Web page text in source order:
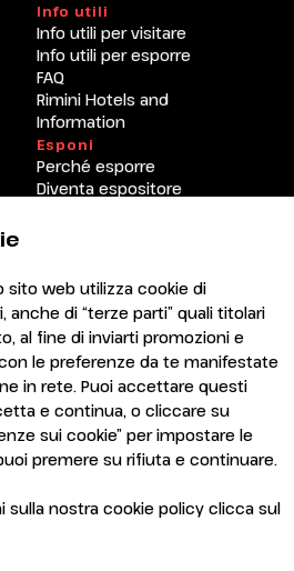
sito web utilizza cookie di
anche di “terze parti” quali titolari
al fine di inviarti promozioni e
le preferenze da te manifestate
in rete. Puoi accettare questi
e continua, o cliccare su
sui cookie” per impostare le
premere su rifiuta e continuare.
sulla nostra cookie policy clicca sul
Info utili
Info utili per visitare
Info utili per esporre
FAQ
Rimini Hotels and
Information
Esponi
Perché esporre
Diventa espositore